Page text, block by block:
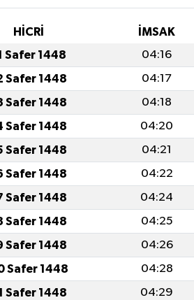
HİCRİ İMSAK
Safer 1448 04:16
Safer 1448 04:17
Safer 1448 04:18
Safer 1448 04:20
Safer 1448 04:21
Safer 1448 04:22
Safer 1448 04:24
Safer 1448 04:25
Safer 1448 04:26
Safer 1448 04:28
Safer 1448 04:29